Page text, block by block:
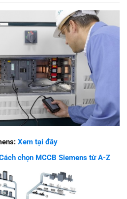
Xem tại đây
chọn MCCB Siemens từ A-Z